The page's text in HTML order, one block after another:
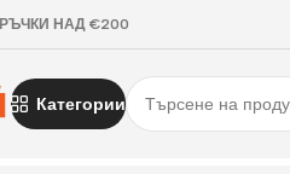
НАД €200
Категории